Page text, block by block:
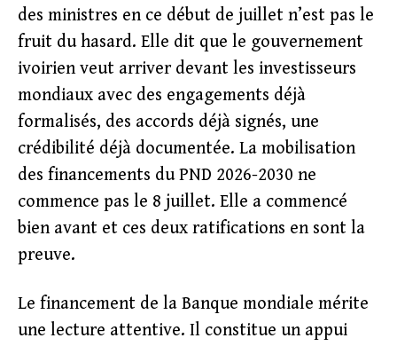
des ministres en ce début de juillet n’est pas le
fruit du hasard. Elle dit que le gouvernement
ivoirien veut arriver devant les investisseurs
mondiaux avec des engagements déjà
formalisés, des accords déjà signés, une
crédibilité déjà documentée. La mobilisation
des financements du PND 2026-2030 ne
commence pas le 8 juillet. Elle a commencé
bien avant et ces deux ratifications en sont la
preuve.
Le financement de la Banque mondiale mérite
une lecture attentive. Il constitue un appui